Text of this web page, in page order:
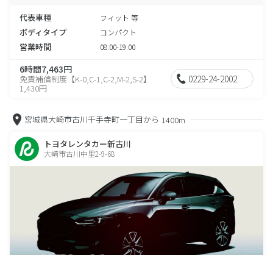
代表車種 フィット 等
ボディタイプ コンパクト
営業時間 08:00-19:00
6時間7,463円
免責補償制度【K-0,C-1,C-2,M-2,S-2】
1,430円
0229-24-2002
宮城県大崎市古川千手寺町一丁目から 1400m
トヨタレンタカー新古川
大崎市古川中里2-9-68